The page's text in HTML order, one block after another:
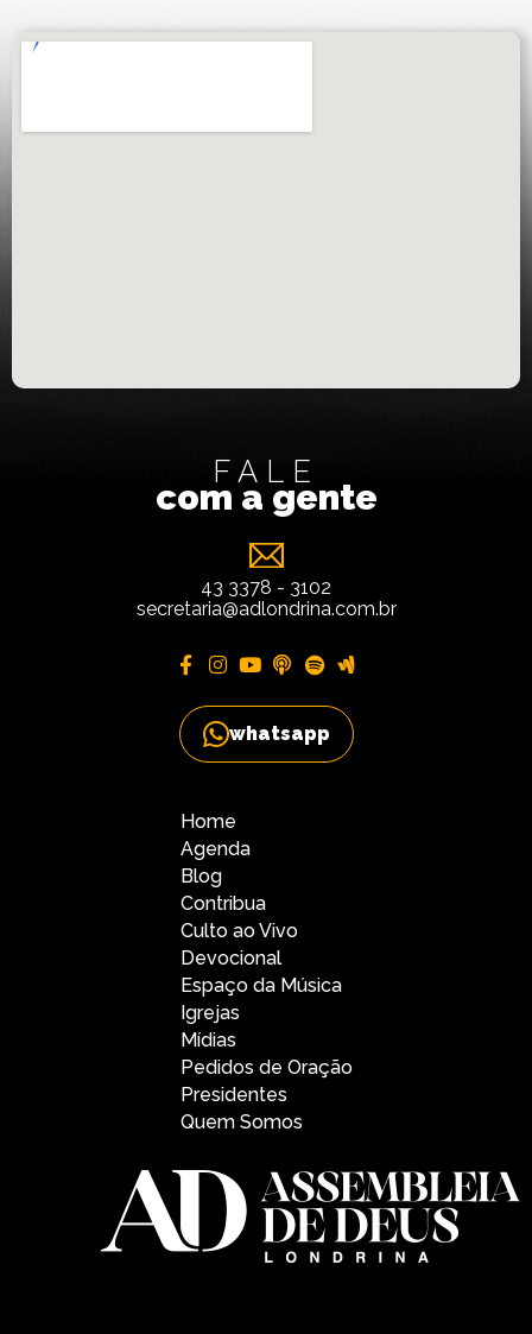
FALE
com a gente
43 3378 - 3102
secretaria@adlondrina.com.br
whatsapp
Home
Agenda
Blog
Contribua
Culto ao Vivo
Devocional
Espaço da Música
Igrejas
Mídias
Pedidos de Oração
Presidentes
Quem Somos